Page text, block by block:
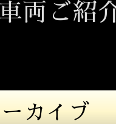
両ご紹
カイブ